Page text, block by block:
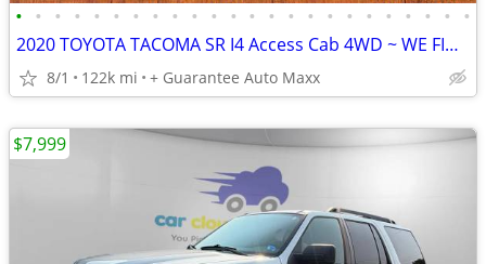
• • • • • • • • • • • • • • • • • • • • • • • •
2020 TOYOTA TACOMA SR I4 Access Cab 4WD ~ WE FINANCE BAD CREDIT
8/1 122k mi + Guarantee Auto Maxx
$7,999